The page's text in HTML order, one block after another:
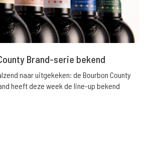
Brand-serie bekend
naar uitgekeken: de Bourbon County
heeft deze week de line-up bekend